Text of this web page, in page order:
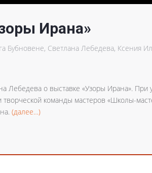
Ирана»
Бубновене, Светлана Лебедева, Ксения
Лебедева о выставке «Узоры Ирана».
команды мастеров «Школы-
(далее…)